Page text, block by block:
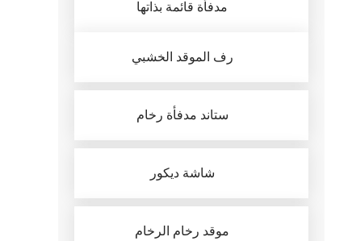
مدفأة قائمة بذاتها
رف الموقد الخشبي
ستاند مدفأة رخام
شاشة ديكور
موقد رخام الرخام